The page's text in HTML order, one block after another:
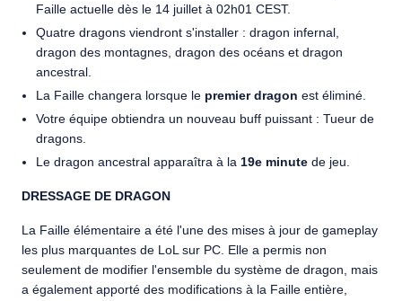
Faille actuelle dès le 14 juillet à 02h01 CEST.
Quatre dragons viendront s'installer : dragon infernal,
dragon des montagnes, dragon des océans et dragon
ancestral.
La Faille changera lorsque le premier dragon est éliminé.
Votre équipe obtiendra un nouveau buff puissant : Tueur de
dragons.
Le dragon ancestral apparaîtra à la 19e minute de jeu.
DRESSAGE DE DRAGON
La Faille élémentaire a été l'une des mises à jour de gameplay
les plus marquantes de LoL sur PC. Elle a permis non
seulement de modifier l'ensemble du système de dragon, mais
a également apporté des modifications à la Faille entière,